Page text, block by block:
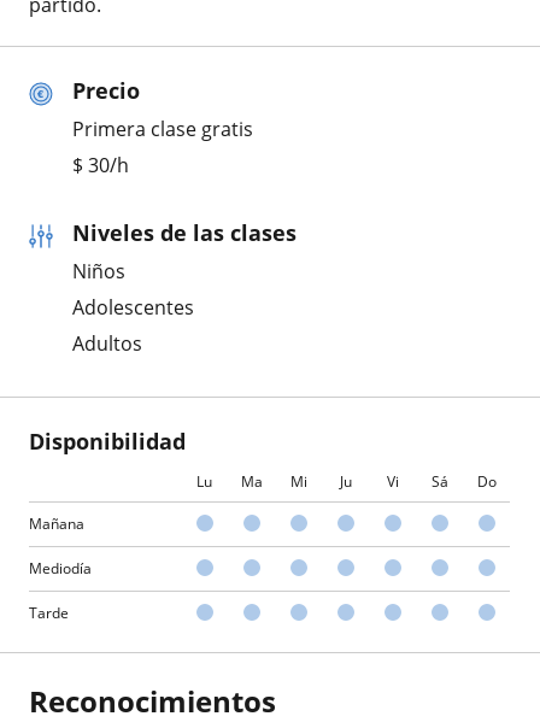
Precio
Primera clase gratis
$ 30/h
Niveles de las clases
Niños
Adolescentes
Adultos
Disponibilidad
Lu Ma Mi Ju Vi Sá Do
Mañana
Mediodía
Tarde
Reconocimientos